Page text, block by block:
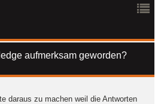
aufmerksam geworden?
daraus zu machen weil die Antworten